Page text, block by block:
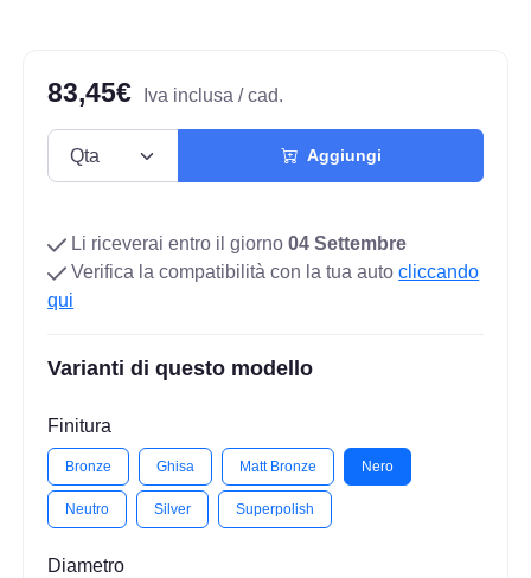
83,45€ Iva inclusa / cad.
Aggiungi
Li riceverai entro il giorno04 Settembre
Verifica la compatibilità con la tua autocliccando
qui
Varianti di questo modello
Finitura
Bronze Ghisa Matt Bronze Nero
Neutro Silver Superpolish
Diametro